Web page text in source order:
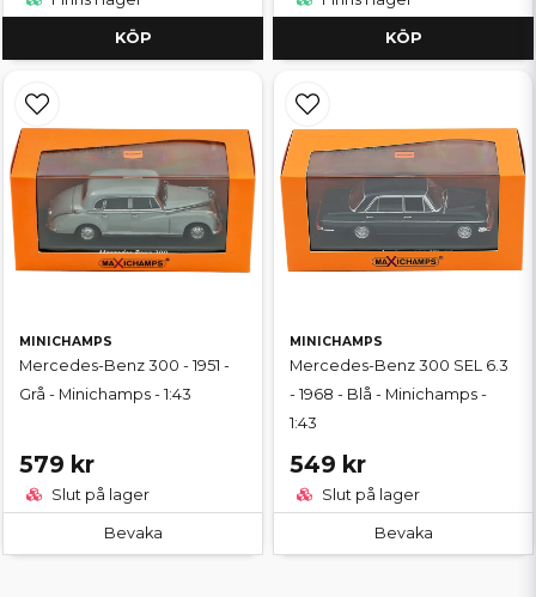
KÖP KÖP
MINICHAMPS
Mercedes-Benz 300 - 1951 -
Grå - Minichamps - 1:43
579 kr
Slut på lager
Bevaka
MINICHAMPS
Mercedes-Benz 300 SEL 6.3
- 1968 - Blå - Minichamps -
1:43
549 kr
Slut på lager
Bevaka